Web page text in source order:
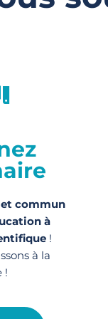
commun
à
!
à la
!